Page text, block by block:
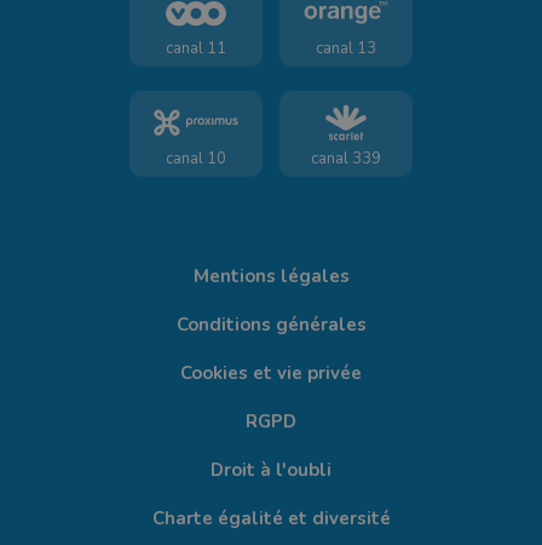
canal 11 canal 13
canal 10 canal 339
Mentions légales
Conditions générales
Cookies et vie privée
RGPD
Droit à l'oubli
Charte égalité et diversité